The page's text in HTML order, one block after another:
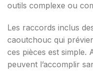
outils complexe ou
Les raccords inclus
caoutchouc qui
ces pièces est simple.
peuvent l’accomplir